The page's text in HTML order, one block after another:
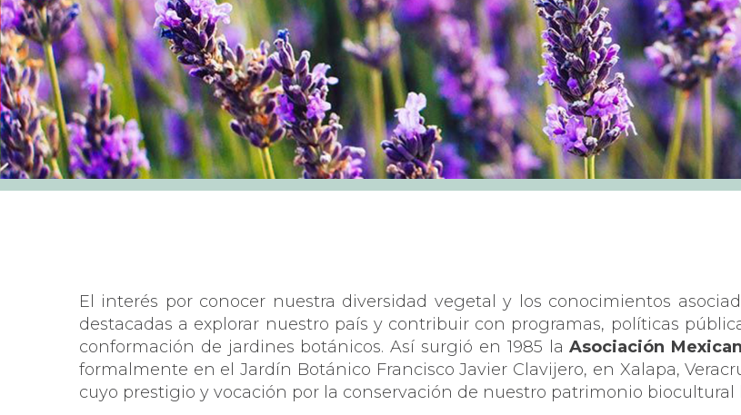
El interés por conocer nuestra diversidad vegetal y los conocimientos
destacadas a explorar nuestro país y contribuir con programas, políticas
conformación de jardines botánicos. Así surgió en 1985 laAsociación
formalmente en el Jardín Botánico Francisco Javier Clavijero, en Xalapa,
cuyo prestigio y vocación por la conservación de nuestro patrimonio biocultural